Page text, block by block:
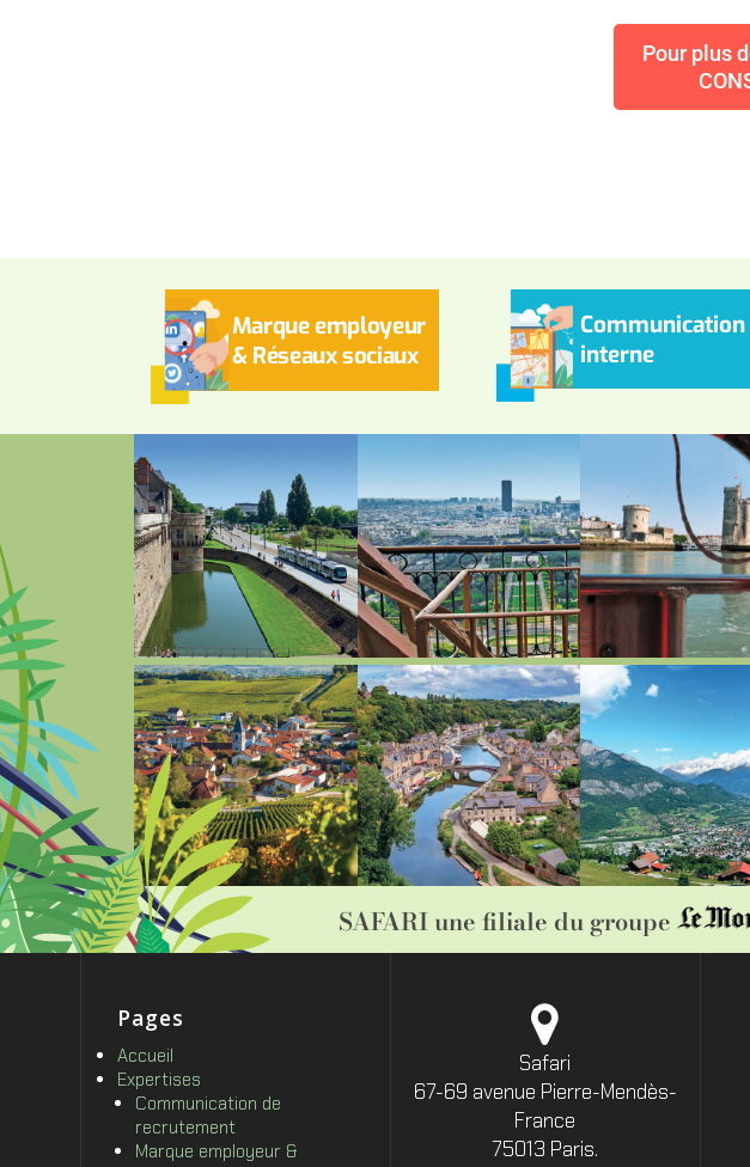
Pour plus
Marque employeur
& Réseaux sociaux
Communication
interne
SAFARI une filiale du groupe
Pages
Accueil
Expertises
Communication de
recrutement
Marque employeur &
Safari
67-69 avenue Pierre-Mendès-
France
75013 Paris.